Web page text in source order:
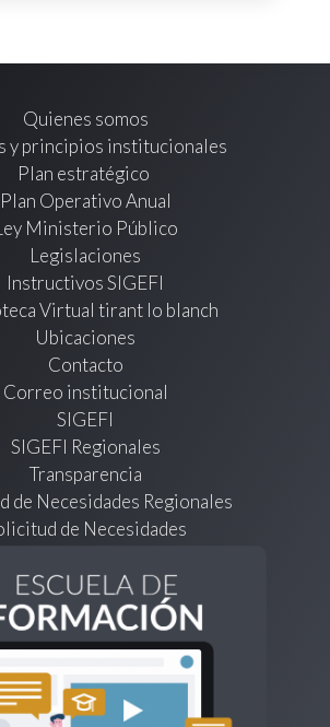
Quienes somos
y principios institucionales
Plan estratégico
Plan Operativo Anual
Ministerio Público
Legislaciones
Instructivos SIGEFI
Virtual tirant lo blanch
Ubicaciones
Contacto
Correo institucional
SIGEFI
SIGEFI Regionales
Transparencia
de Necesidades Regionales
de Necesidades